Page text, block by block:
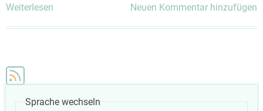
Weiterlesen Neuen Kommentar hinzufügen
Sprache wechseln